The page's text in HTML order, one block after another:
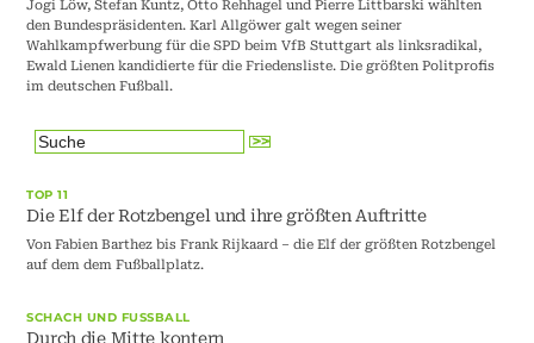
Jogi Löw, Stefan Kuntz, Otto Rehhagel und Pierre Littbarski wählten
den Bundespräsidenten. Karl Allgöwer galt wegen seiner
Wahlkampfwerbung für die SPD beim VfB Stuttgart als linksradikal,
Ewald Lienen kandidierte für die Friedensliste. Die größten Politprofis
im deutschen Fußball.
TOP 11
Die Elf der Rotzbengel und ihre größten Auftritte
Von Fabien Barthez bis Frank Rijkaard – die Elf der größten Rotzbengel
auf dem dem Fußballplatz.
SCHACH UND FUSSBALL
Durch die Mitte kontern